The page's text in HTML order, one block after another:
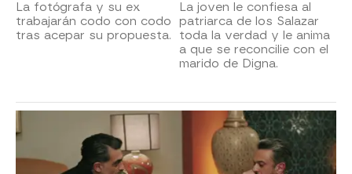
La fotógrafa y su ex
trabajarán codo con codo
tras acepar su propuesta.
La joven le confiesa al
patriarca de los Salazar
toda la verdad y le anima
a que se reconcilie con el
marido de Digna.